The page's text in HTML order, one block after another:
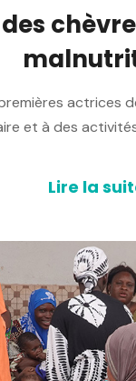
actrices
et à des
Lire la